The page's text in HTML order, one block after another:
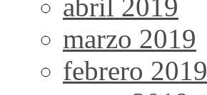
abril 2019
marzo 2019
febrero 2019